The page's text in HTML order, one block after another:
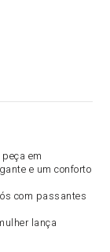
em
e um conforto
com passantes
lança